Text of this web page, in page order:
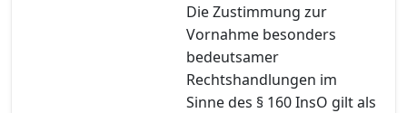
Die Zustimmung zur
Vornahme besonders
bedeutsamer
Rechtshandlungen im
Sinne des § 160 InsO gilt als